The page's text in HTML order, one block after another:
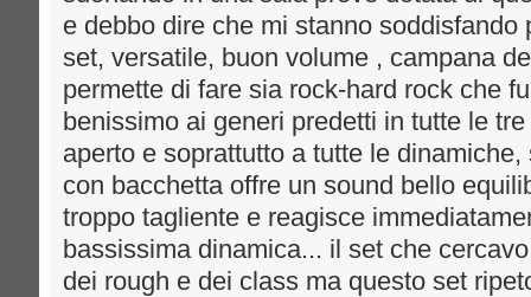
e debbo dire che mi stanno soddisfando
set, versatile, buon volume , campana
permette di fare sia rock-hard rock che
benissimo ai generi predetti in tutte le
aperto e soprattutto a tutte le
con bacchetta offre un sound bello
troppo tagliente e reagisce
bassissima dinamica... il set che
dei rough e dei class ma questo set